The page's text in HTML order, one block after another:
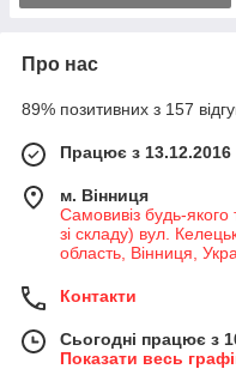
Про нас
89% позитивних з 157
Працює з 13.12.2016
м. Вінниця
Самовивіз будь-
зі складу) вул.
область, Вінниця,
Контакти
Сьогодні працює з
Показати весь